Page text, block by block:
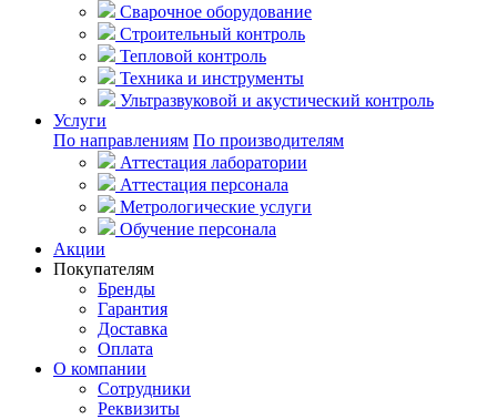
Сварочное оборудование
Строительный контроль
Тепловой контроль
Техника и инструменты
Ультразвуковой и акустический контроль
Услуги
По направлениям По производителям
Аттестация лаборатории
Аттестация персонала
Метрологические услуги
Обучение персонала
Акции
Покупателям
Бренды
Гарантия
Доставка
Оплата
О компании
Сотрудники
Реквизиты